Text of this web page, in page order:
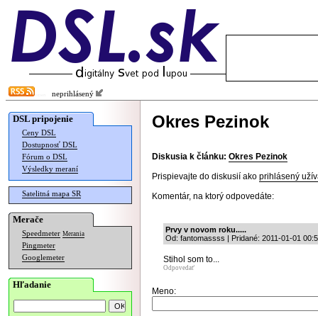
neprihlásený
DSL pripojenie
Ceny DSL
Dostupnosť DSL
Fórum o DSL
Výsledky meraní
Satelitná mapa SR
Merače
Speedmeter Merania
Pingmeter
Googlemeter
Hľadanie
Okres Pezinok
Diskusia k článku: Okres Pezinok
Prispievajte do diskusií ako prihlásený
Komentár, na ktorý odpovedáte:
Prvy v novom roku.....
Od: fantomassss | Pridané: 2011-01-01
Stihol som to...
Odpovedať
Meno: